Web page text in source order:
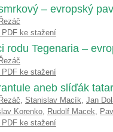
– evropský
PDF ke stažení
rodu Tegenaria –
PDF ke stažení
aneb slíďák
, Stanislav Macík, Jan
Korenko, Rudolf Macek,
PDF ke stažení